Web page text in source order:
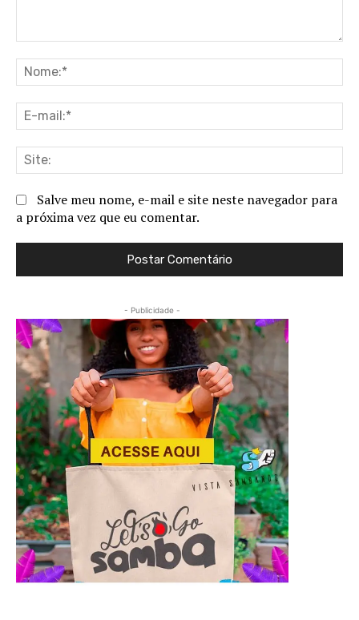
Salve meu nome, e-mail e site neste navegador para
a próxima vez que eu comentar.
- Publicidade -